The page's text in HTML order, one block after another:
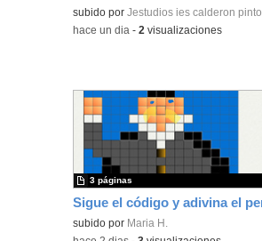
subido porJestudios ies calderon pinto
-hace un dia -2 visualizaciones
Contenido educativo.
subido por Maria H.
3 páginas